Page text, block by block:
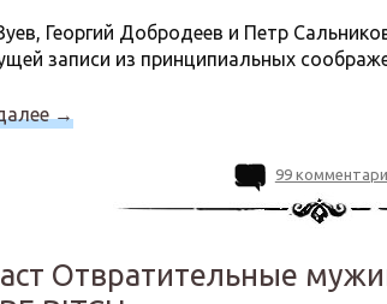
Георгий Добродеев и Петр
записи из принципиальных
→
99
Отвратительные